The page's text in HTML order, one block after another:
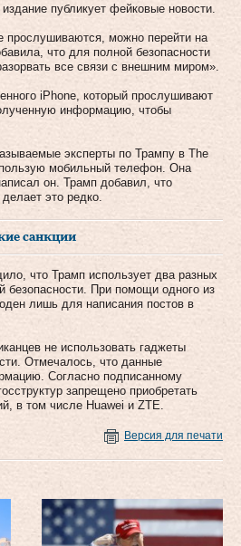
публикует фейковые новости.
прослушиваются, можно перейти на
что для полной безопасности
все связи с внешним миром».
iPhone, который прослушивают
информацию, чтобы
эксперты по Трампу в The
мобильный телефон. Она
он. Трамп добавил, что
это редко.
санкции
что Трамп использует два разных
безопасности. При помощи одного из
лишь для написания постов в
не использовать гаджеты
Отмечалось, что данные
Согласно подписанному
запрещено приобретать
в том числе Huawei и ZTE.
Версия для печати